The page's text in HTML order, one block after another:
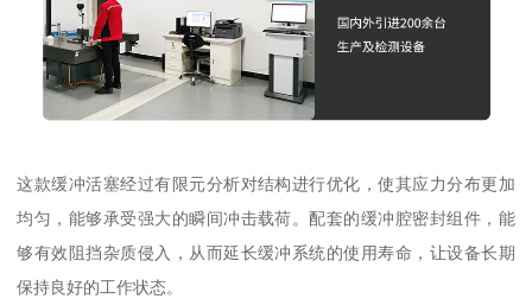
这款缓冲活塞经过有限元分析对结构进行优化，使其应力分布更加
均匀，能够承受强大的瞬间冲击载荷。配套的缓冲腔密封组件，能
够有效阻挡杂质侵入，从而延长缓冲系统的使用寿命，让设备长期
保持良好的工作状态。